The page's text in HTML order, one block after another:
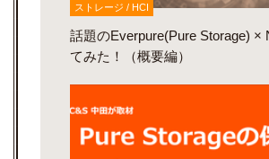
ストレージ / HCI
話題のEverpure(Pure Storage) ×
てみた！（概要編）